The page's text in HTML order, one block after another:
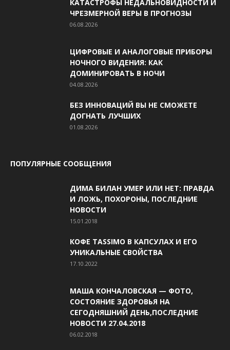
КАТАСТРОФЫ НЕДАЛЬНОВИДНОСТИ И
ЧРЕЗМЕРНОЙ ВЕРЫ В ПРОГНОЗЫ
06.08.2026
ЦИФРОВЫЕ И АНАЛОГОВЫЕ ПРИБОРЫ
НОЧНОГО ВИДЕНИЯ: КАК
ДОМИНИРОВАТЬ В НОЧИ
04.08.2026
БЕЗ ИННОВАЦИЙ ВЫ НЕ СМОЖЕТЕ
ДОГНАТЬ ЛУЧШИХ
01.08.2026
ПОПУЛЯРНЫЕ СООБЩЕНИЯ
ДИМА БИЛАН УМЕР ИЛИ НЕТ: ПРАВДА
И ЛОЖЬ, ПОХОРОНЫ, ПОСЛЕДНИЕ
НОВОСТИ
15.01.2018
КОФЕ TASSIMO В КАПСУЛАХ И ЕГО
УНИКАЛЬНЫЕ СВОЙСТВА
17.10.2022
МАША КОНЧАЛОВСКАЯ — ФОТО,
СОСТОЯНИЕ ЗДОРОВЬЯ НА
СЕГОДНЯШНИЙ ДЕНЬ,ПОСЛЕДНИЕ
НОВОСТИ 27.04.2018
06.02.2018